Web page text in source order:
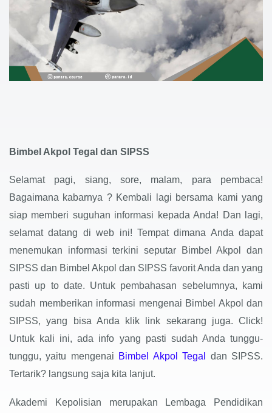
Bimbel Akpol Tegal dan SIPSS
Selamat pagi, siang, sore, malam, para pembaca!
Bagaimana kabarnya ? Kembali lagi bersama kami yang
siap memberi suguhan informasi kepada Anda! Dan lagi,
selamat datang di web ini! Tempat dimana Anda dapat
menemukan informasi terkini seputar Bimbel Akpol dan
SIPSS dan Bimbel Akpol dan SIPSS favorit Anda dan yang
pasti up to date. Untuk pembahasan sebelumnya, kami
sudah memberikan informasi mengenai Bimbel Akpol dan
SIPSS, yang bisa Anda klik link sekarang juga. Click!
Untuk kali ini, ada info yang pasti sudah Anda tunggu-
tunggu, yaitu mengenai Bimbel Akpol Tegal dan SIPSS.
Tertarik? langsung saja kita lanjut.
Akademi Kepolisian merupakan Lembaga Pendidikan